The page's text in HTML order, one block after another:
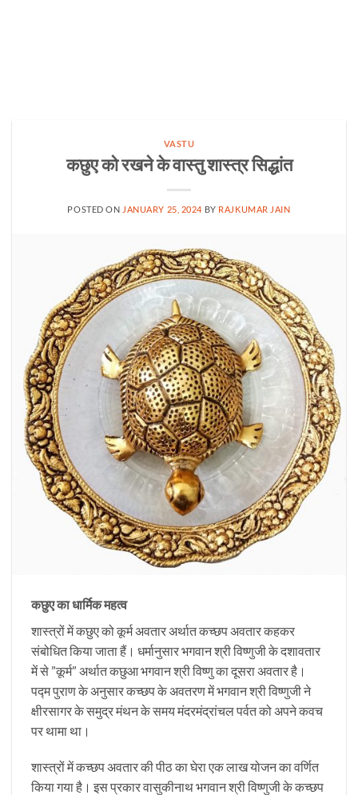
VASTU
कछुए को रखने के वास्तु शास्त्र सिद्धांत
POSTED ON JANUARY 25, 2024 BY RAJKUMAR JAIN
कछुए का धार्मिक महत्व
शास्त्रों में कछुए को कूर्म अवतार अर्थात कच्छप अवतार कहकर
संबोधित किया जाता हैं। धर्मानुसार भगवान श्री विष्णुजी के दशावतार
में से ”कूर्म” अर्थात कछुआ भगवान श्री विष्णु का दूसरा अवतार है।
पद्म पुराण के अनुसार कच्छप के अवतरण में भगवान श्री विष्णुजी ने
क्षीरसागर के समुद्र मंथन के समय मंदरमंद्रांचल पर्वत को अपने कवच
पर थामा था।
शास्त्रों में कच्छप अवतार की पीठ का घेरा एक लाख योजन का वर्णित
किया गया है। इस प्रकार वासुकीनाथ भगवान श्री विष्णुजी के कच्छप